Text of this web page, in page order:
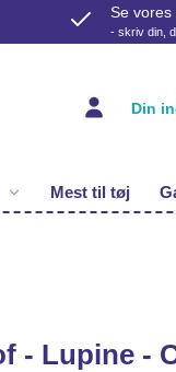
Se vores
- skriv din,
Mest til tøj
Din
- Lupine -